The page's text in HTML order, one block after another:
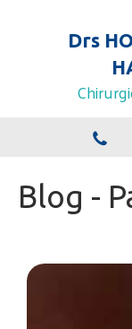
Drs
Blog -